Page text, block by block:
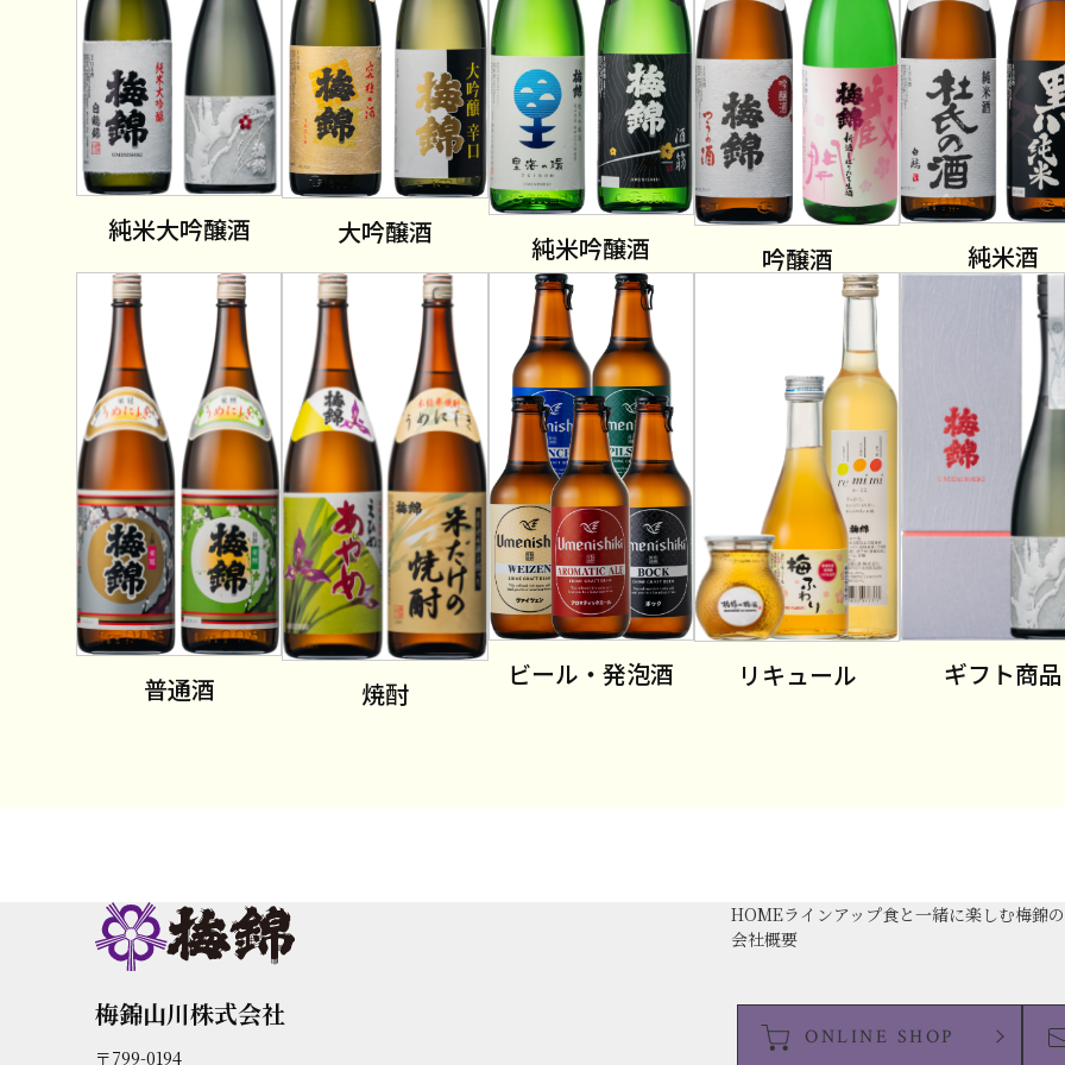
純米大吟醸酒 大吟醸酒 純米吟醸酒 吟醸酒 純米酒
普通酒 焼酎
ビール・発泡酒 リキュール ギフト商品
梅錦山川株式会社
〒799-0194
HOMEラインアップ食と一緒に楽しむ梅錦
会社概要
ONLINE SHOP